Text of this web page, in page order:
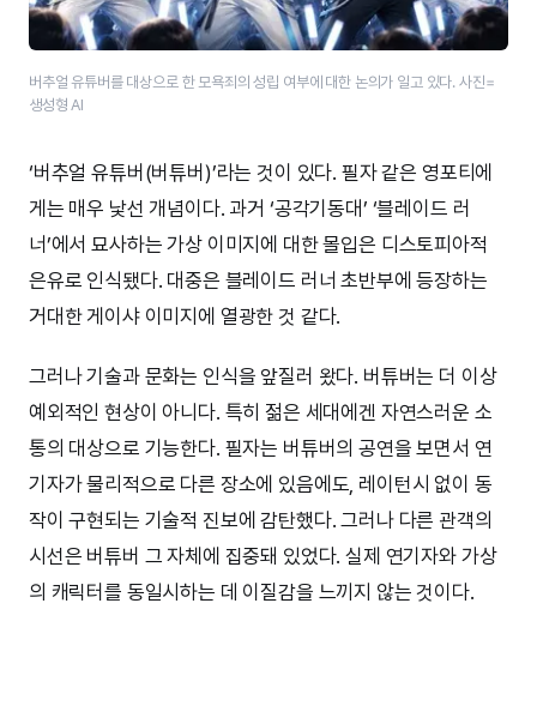
버추얼 유튜버를 대상으로 한 모욕죄의 성립 여부에 대한 논의가 일고 있다. 사진=
생성형 AI
‘버추얼 유튜버(버튜버)’라는 것이 있다. 필자 같은 영포티에
게는 매우 낯선 개념이다. 과거 ‘공각기동대’ ‘블레이드 러
너’에서 묘사하는 가상 이미지에 대한 몰입은 디스토피아적
은유로 인식됐다. 대중은 블레이드 러너 초반부에 등장하는
거대한 게이샤 이미지에 열광한 것 같다.
그러나 기술과 문화는 인식을 앞질러 왔다. 버튜버는 더 이상
예외적인 현상이 아니다. 특히 젊은 세대에겐 자연스러운 소
통의 대상으로 기능한다. 필자는 버튜버의 공연을 보면서 연
기자가 물리적으로 다른 장소에 있음에도, 레이턴시 없이 동
작이 구현되는 기술적 진보에 감탄했다. 그러나 다른 관객의
시선은 버튜버 그 자체에 집중돼 있었다. 실제 연기자와 가상
의 캐릭터를 동일시하는 데 이질감을 느끼지 않는 것이다.